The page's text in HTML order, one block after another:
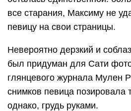
все старания, Максиму не
певицу на свои страницы.
Невероятно дерзкий и
был придуман для Сати
глянцевого журнала Мулен
снимков певица позировала
однако, грудь руками.